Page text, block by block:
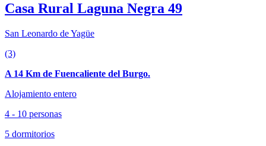
Casa Rural Laguna Negra 49
San Leonardo de Yagüe
(3)
A 14 Km de Fuencaliente del Burgo.
Alojamiento entero
4 - 10 personas
5 dormitorios